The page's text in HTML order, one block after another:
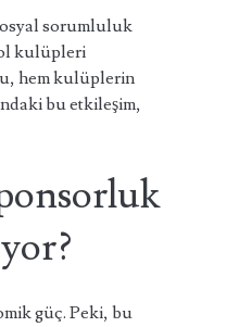
sorumluluk
kulüpleri
hem kulüplerin
bu etkileşim,
güç. Peki, bu